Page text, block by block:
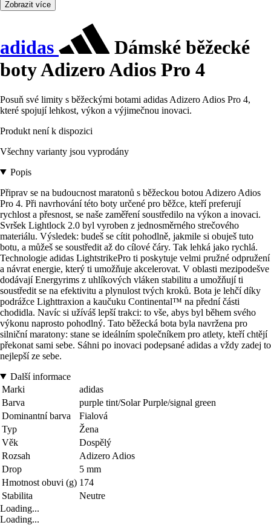
Zobrazit více
adidas
Dámské běžecké
boty Adizero Adios Pro 4
Posuň své limity s běžeckými botami adidas Adizero Adios Pro 4,
které spojují lehkost, výkon a výjimečnou inovaci.
Produkt není k dispozici
Všechny varianty jsou vyprodány
Popis
Připrav se na budoucnost maratonů s běžeckou botou Adizero Adios
Pro 4. Při navrhování této boty určené pro běžce, kteří preferují
rychlost a přesnost, se naše zaměření soustředilo na výkon a inovaci.
Svršek Lightlock 2.0 byl vyroben z jednosměrného strečového
materiálu. Výsledek: budeš se cítit pohodlně, jakmile si obuješ tuto
botu, a můžeš se soustředit až do cílové čáry. Tak lehká jako rychlá.
Technologie adidas LightstrikePro ti poskytuje velmi pružné odpružení
a návrat energie, který ti umožňuje akcelerovat. V oblasti mezipodešve
dodávají Energyrims z uhlíkových vláken stabilitu a umožňují ti
soustředit se na efektivitu a plynulost tvých kroků. Bota je lehčí díky
podrážce Lighttraxion a kaučuku Continental™ na přední části
chodidla. Navíc si užíváš lepší trakci: to vše, abys byl během svého
výkonu naprosto pohodlný. Tato běžecká bota byla navržena pro
silniční maratony: stane se ideálním společníkem pro atlety, kteří chtějí
překonat sami sebe. Sáhni po inovaci podepsané adidas a vždy zadej to
nejlepší ze sebe.
Další informace
Marki
adidas
Barva
purple tint/Solar Purple/signal green
Dominantní barva
Fialová
Typ
Žena
Věk
Dospělý
Rozsah
Adizero Adios
Drop
5 mm
Hmotnost obuvi (g) 174
Stabilita
Neutre
Loading...
Loading...